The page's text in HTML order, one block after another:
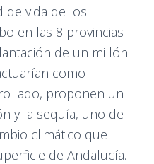
de vida de los
en las 8 provincias
de un millón
como
lado, proponen un
y la sequía, uno de
climático que
de Andalucía.